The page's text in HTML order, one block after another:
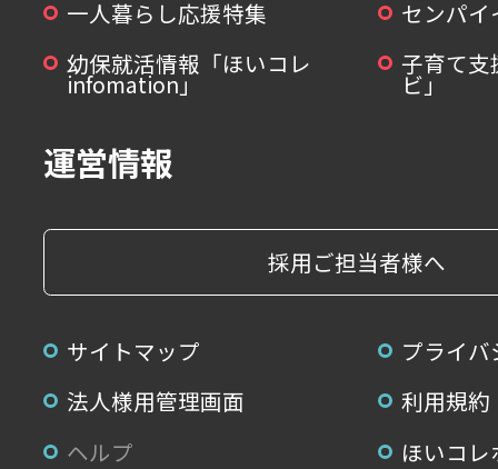
一人暮らし応援特集
センパ
幼保就活情報「ほいコレ
infomation」
子育て支
ビ」
運営情報
採用ご担当者様へ
サイトマップ
プライ
法人様用管理画面
利用規約
ヘルプ
ほいコ